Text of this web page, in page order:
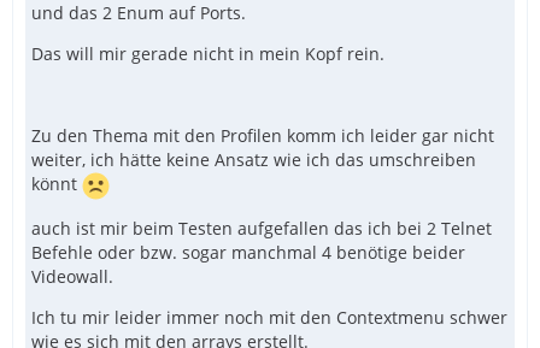
und das 2 Enum auf Ports.
Das will mir gerade nicht in mein Kopf rein.
Zu den Thema mit den Profilen komm ich leider gar nicht
weiter, ich hätte keine Ansatz wie ich das umschreiben
könnt
auch ist mir beim Testen aufgefallen das ich bei 2 Telnet
Befehle oder bzw. sogar manchmal 4 benötige beider
Videowall.
Ich tu mir leider immer noch mit den Contextmenu schwer
wie es sich mit den arrays erstellt.